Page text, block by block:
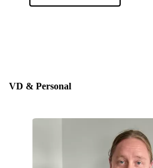
VD & Personal